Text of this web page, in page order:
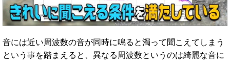
音には近い周波数の音が同時に鳴ると濁って聞こえてしまう
という事を踏まえると、異なる周波数というのは綺麗な音に